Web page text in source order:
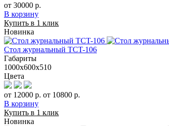
от 30000 р.
В корзину
Купить в 1 клик
Новинка
Стол журнальный TCT-106
Габариты
1000х600х510
Цвета
от 12000 р. от 10800 р.
В корзину
Купить в 1 клик
Новинка